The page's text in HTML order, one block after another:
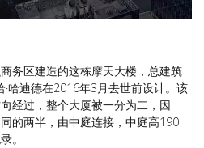
务区建造的这栋摩天大楼，总建筑
哈迪德在2016年3月去世前设计。该
经过，整个大厦被一分为二，因
的两半，由中庭连接，中庭高190
。